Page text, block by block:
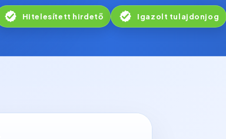
Hitelesített hirdető Igazolt tulajdonjog